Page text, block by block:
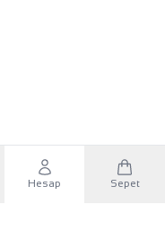
WhatsApp
Hesap Sepet